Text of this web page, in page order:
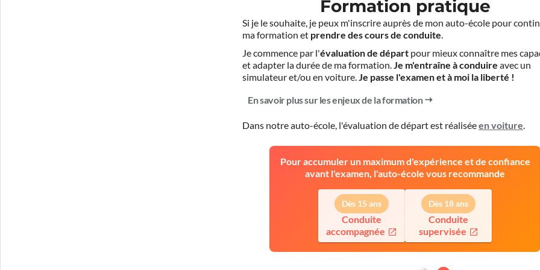
Formation pratique
Si je le souhaite, je peux m'inscrire auprès de mon auto-école pour
ma formation et prendre des cours de conduite.
Je commence par l'évaluation de départ pour mieux connaître mes
et adapter la durée de ma formation. Je m'entraîne à conduire avec un
simulateur et/ou en voiture. Je passe l'examen et à moi la liberté !
En savoir plus sur les enjeux de la formation
Dans notre auto-école, l'évaluation de départ est réaliséeen voiture
Pour accumuler un maximum d'expérience et de confiance
avant l'examen, l'auto-école vous recommande
Dès 15 ans
Conduite
accompagnée
Dès 18 ans
Conduite
supervisée